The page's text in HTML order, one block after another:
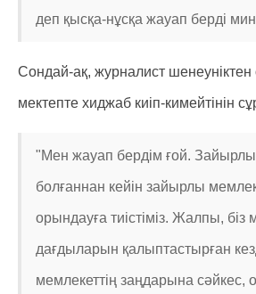
деп қысқа-нұсқа жауап берді
Сондай-ақ, журналист
мектепте хиджаб киіп-кимейтінін
"Мен жауап бердім ғой.
болғаннан кейін зайырлы
орындауға тиістіміз. Жалпы, біз
дағдыларын қалыптастырған
мемлекеттің заңдарына сәйкес,